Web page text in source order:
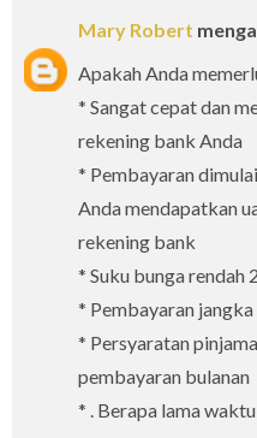
Mary Robert
Apakah Anda
* Sangat cepat dan
rekening bank Anda
* Pembayaran
Anda mendapatkan
rekening bank
* Suku bunga rendah
* Pembayaran
* Persyaratan
pembayaran bulanan
* . Berapa lama